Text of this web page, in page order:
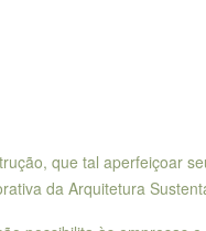
que tal aperfeiçoar
da Arquitetura